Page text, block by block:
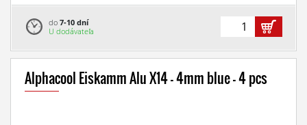
do 7-10 dní
U dodávateľa
Alphacool Eiskamm Alu X14 - 4mm blue - 4 pcs